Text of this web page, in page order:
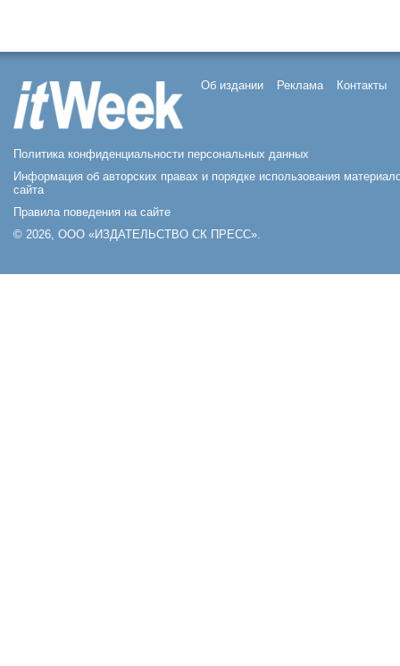
Об издании Реклама Контакты
Политика конфиденциальности персональных данных
Информация об авторских правах и порядке использования
сайта
Правила поведения на сайте
© 2026, ООО «ИЗДАТЕЛЬСТВО СК ПРЕСС».